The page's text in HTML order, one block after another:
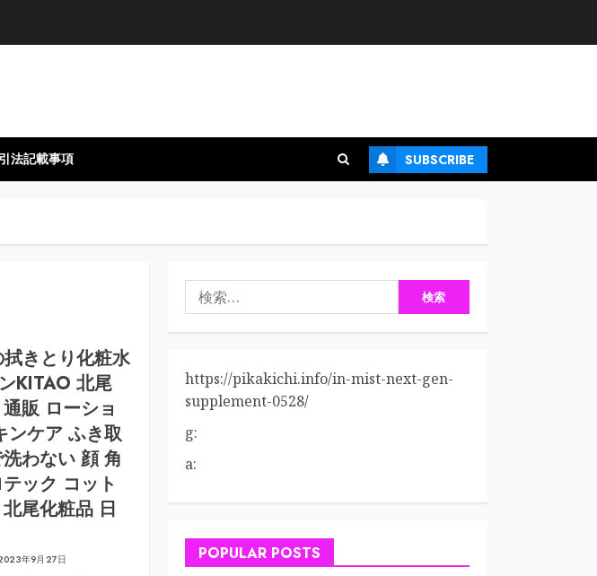
法記載事項 SUBSCRIBE
きとり化粧水
KITAO 北尾
販 ローショ
ンケア ふき取
わない 顔 角
ック コット
尾化粧品 日
年9月27日
検
索:
https://pikakichi.info/in-mist-next-gen-
supplement-0528/
g:
a:
POPULAR POSTS